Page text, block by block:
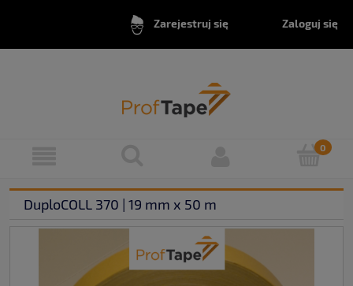
Zarejestruj się Zaloguj się
DuploCOLL 370 | 19 mm x 50 m